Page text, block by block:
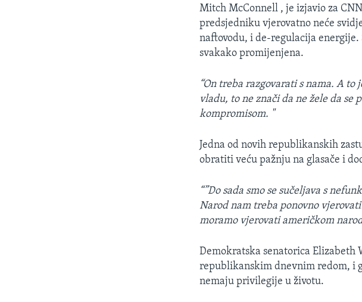
Mitch McConnell , je izjavio za
predsjedniku vjerovatno neće
naftovodu, i de-regulacija
svakako promijenjena.
“On treba razgovarati s nama. A
vladu, to ne znači da ne žele da se
kompromisom. "
Jedna od novih republikanskih
obratiti veću pažnju na glasače i
“”Do sada smo se sučeljava s
Narod nam treba ponovno
moramo vjerovati američkom
Demokratska senatorica Elizabeth
republikanskim dnevnim redom, i
nemaju privilegije u životu.